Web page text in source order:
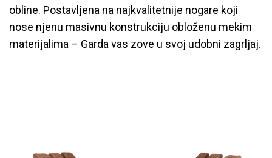
obline. Postavljena na najkvalitetnije nogare koji
nose njenu masivnu konstrukciju obloženu mekim
materijalima – Garda vas zove u svoj udobni zagrljaj.